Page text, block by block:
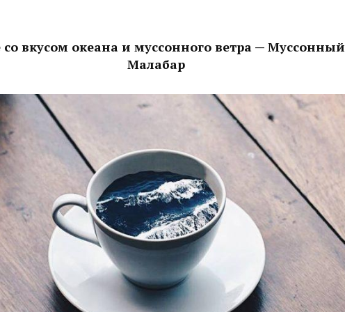
вкусом океана и муссонного ветра — Муссонный
Малабар